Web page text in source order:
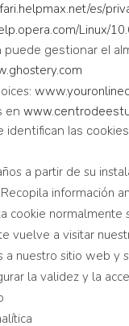
es/
Linux/
puede gestionar el
en
identifican las
a partir de su
información
cookie
vuelve a visitar
a nuestro sitio web y
la validez y la